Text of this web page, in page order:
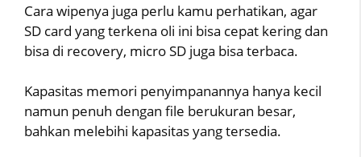
Cara wipenya juga perlu kamu perhatikan, agar
SD card yang terkena oli ini bisa cepat kering dan
bisa di recovery, micro SD juga bisa terbaca.
Kapasitas memori penyimpanannya hanya kecil
namun penuh dengan file berukuran besar,
bahkan melebihi kapasitas yang tersedia.